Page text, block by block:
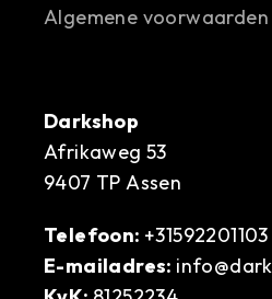
Algemene voorwaarden
Darkshop
Afrikaweg 53
9407 TP Assen
Telefoon: +31592201103
E-mailadres: